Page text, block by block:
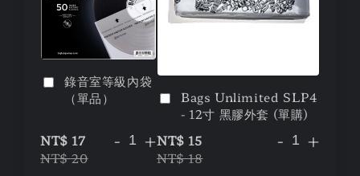
錄音室等級內袋
（單品）
NT$ 17
NT$ 20
- +
Bags Unlimited SLP4
- 12寸 黑膠外套 (單購)
NT$ 15
NT$ 18
- +